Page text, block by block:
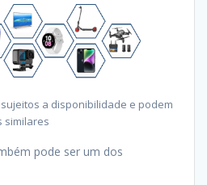
a disponibilidade e podem
similares
pode ser um dos